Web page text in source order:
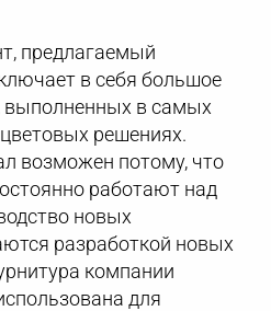
предлагаемый
в себя большое
выполненных в самых
решениях.
возможен потому, что
работают над
новых
разработкой новых
компании
для